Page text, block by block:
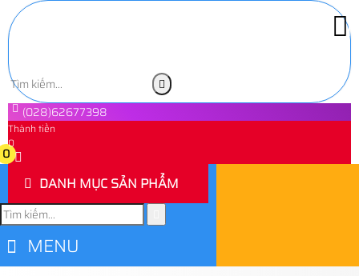
(028)62677398
Thành tiền
0
0
DANH MỤC SẢN PHẨM
MENU